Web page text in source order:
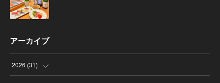
アーカイブ
2026 (31)